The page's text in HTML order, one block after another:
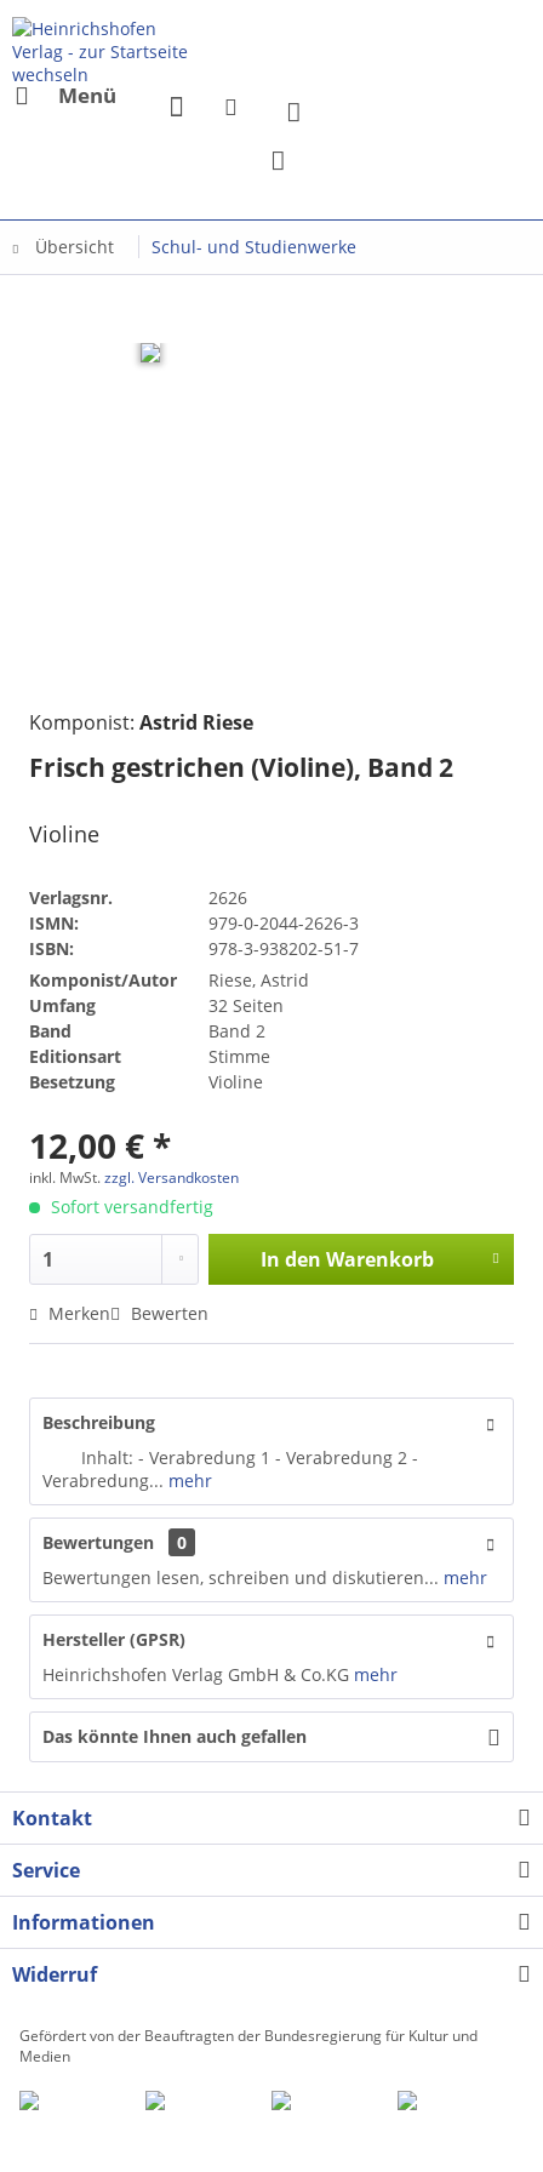
Menü
Übersicht Schul- und Studienwerke
Komponist: Astrid Riese
Frisch gestrichen (Violine), Band 2
Violine
Verlagsnr.
2626
ISMN:
979-0-2044-2626-3
ISBN:
978-3-938202-51-7
Komponist/Autor
Riese, Astrid
Umfang
32 Seiten
Band
Band 2
Editionsart
Stimme
Besetzung
Violine
12,00 € *
inkl. MwSt.zzgl. Versandkosten
Sofort versandfertig
In den Warenkorb
Merken Bewerten
Beschreibung
Inhalt: - Verabredung 1 - Verabredung 2 -
Verabredung... mehr
Bewertungen
0
Bewertungen lesen, schreiben und diskutieren... mehr
Hersteller (GPSR)
Heinrichshofen Verlag GmbH & Co.KG mehr
Das könnte Ihnen auch gefallen
Kontakt
Service
Informationen
Widerruf
Gefördert von der Beauftragten der Bundesregierung für Kultur und
Medien